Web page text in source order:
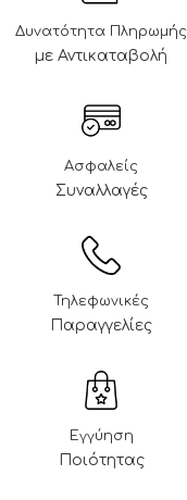
Δυνατότητα Πληρωμής
με Αντικαταβολή
Ασφαλείς
Συναλλαγές
Τηλεφωνικές
Παραγγελίες
Εγγύηση
Ποιότητας